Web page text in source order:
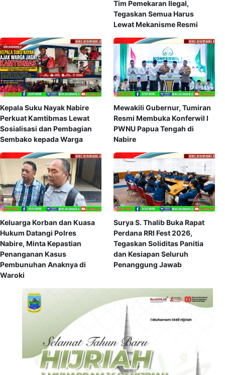
Tim Pemekaran Ilegal,
Tegaskan Semua Harus
Lewat Mekanisme Resmi
Kepala Suku Nayak Nabire
Perkuat Kamtibmas Lewat
Sosialisasi dan Pembagian
Sembako kepada Warga
Mewakili Gubernur, Tumiran
Resmi Membuka Konferwil I
PWNU Papua Tengah di
Nabire
Keluarga Korban dan Kuasa
Hukum Datangi Polres
Nabire, Minta Kepastian
Penanganan Kasus
Pembunuhan Anaknya di
Waroki
Surya S. Thalib Buka Rapat
Perdana RRI Fest 2026,
Tegaskan Soliditas Panitia
dan Kesiapan Seluruh
Penanggung Jawab